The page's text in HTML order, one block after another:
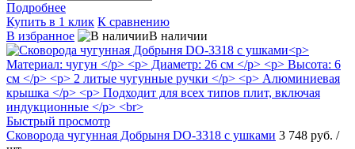
Подробнее
Купить в 1 клик К сравнению
В избранное
В наличии
Быстрый просмотр
Сковорода чугунная Добрыня DO-3318 с ушками 3 748 руб. /